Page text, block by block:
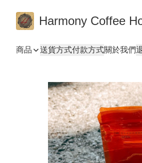
Harmony Coffee
商品 送貨方式付款方式關於我們